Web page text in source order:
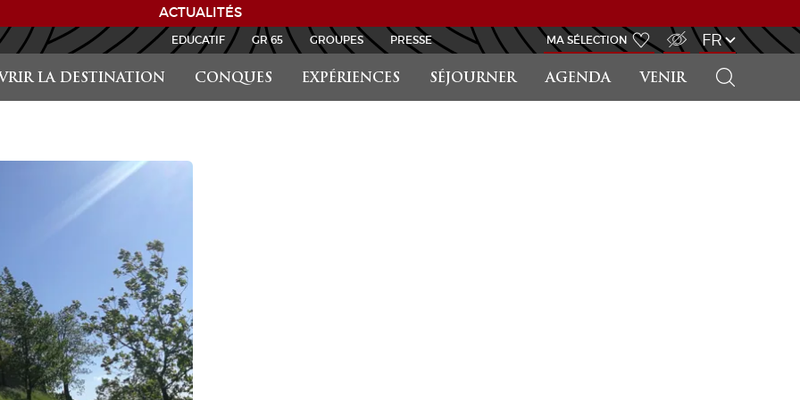
ACTUALITÉS
LA DESTINATION CONQUES EXPÉRIENCES SÉJOURNER AGENDA VENIR
EDUCATIF GR 65 GROUPES PRESSE MA SÉLECTION FR